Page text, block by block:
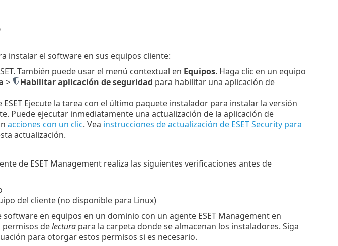
instalar el software en sus equipos cliente:
También puede usar el menú contextual en Equipos. Haga clic en un equipo
> Habilitar aplicación de seguridad para habilitar una aplicación de
Ejecute la tarea con el último paquete instalador para instalar la versión
Puede ejecutar inmediatamente una actualización de la aplicación de
acciones con un clic. Vea instrucciones de actualización de ESET Security para
actualización.
de ESET Management realiza las siguientes verificaciones antes de
del cliente (no disponible para Linux)
en equipos en un dominio con un agente ESET Management en
permisos delecturapara la carpeta donde se almacenan los instaladores. Siga
para otorgar estos permisos si es necesario.